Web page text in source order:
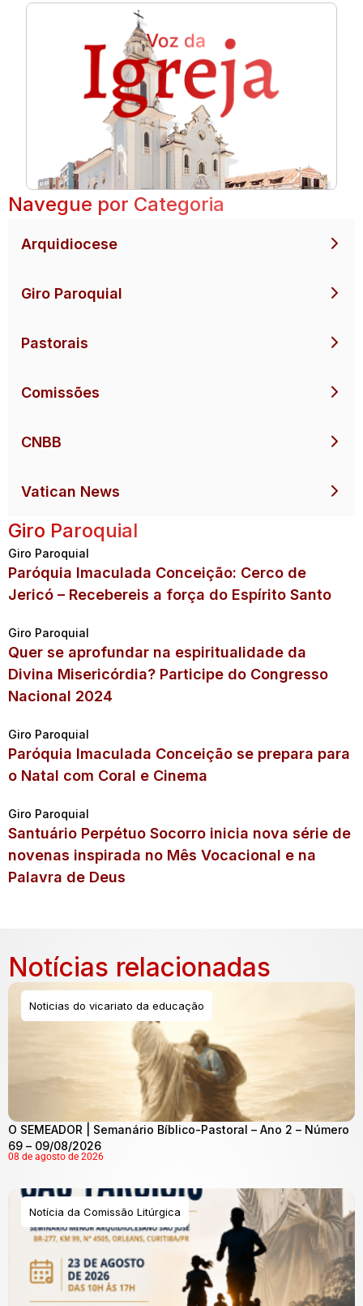
Navegue por Categoria
Arquidiocese
Giro Paroquial
Pastorais
Comissões
CNBB
Vatican News
Giro Paroquial
Giro Paroquial
Paróquia Imaculada Conceição: Cerco de
Jericó – Recebereis a força do Espírito Santo
Giro Paroquial
Quer se aprofundar na espiritualidade da
Divina Misericórdia? Participe do Congresso
Nacional 2024
Giro Paroquial
Paróquia Imaculada Conceição se prepara para
o Natal com Coral e Cinema
Giro Paroquial
Santuário Perpétuo Socorro inicia nova série de
novenas inspirada no Mês Vocacional e na
Palavra de Deus
Notícias relacionadas
Noticias do vicariato da educação
O SEMEADOR | Semanário Bíblico-Pastoral – Ano 2 – Número
69 – 09/08/2026
08 de agosto de 2026
Notícia da Comissão Litúrgica